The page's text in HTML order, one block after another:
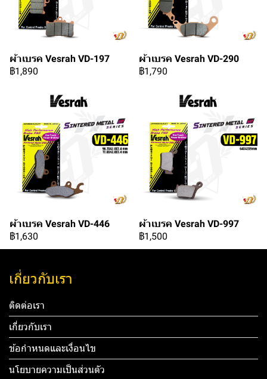
ผ้าเบรค Vesrah VD-197
฿1,890
ผ้าเบรค Vesrah VD-290
฿1,790
ผ้าเบรค Vesrah VD-446
฿1,630
ผ้าเบรค Vesrah VD-997
฿1,500
เกี่ยวกับเรา
ติดต่อเรา
เกี่ยวกับเรา
ข้อกำหนดและเงื่อนไข
นโยบายความเป็นส่วนตัว